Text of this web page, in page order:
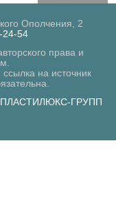
Ополчения, 2
24-54
права и
на источник
ПЛАСТИЛЮКС-ГРУПП